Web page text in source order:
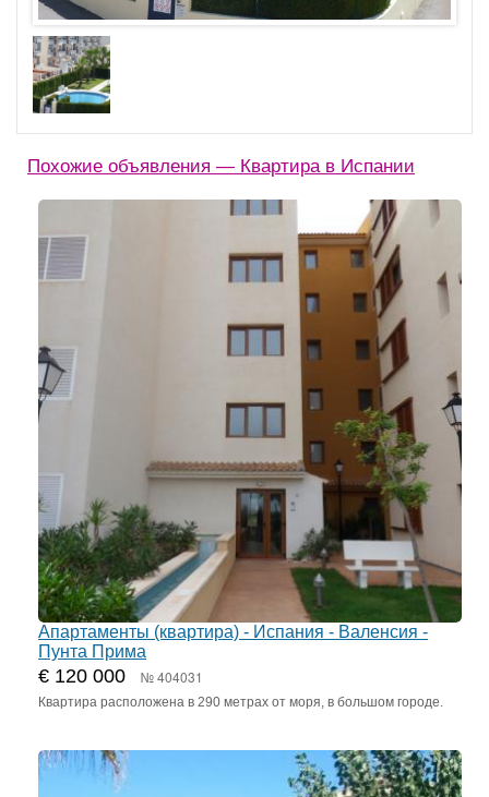
Похожие объявления — Квартира в Испании
Апартаменты (квартира) - Испания - Валенсия -
Пунта Прима
€ 120 000 № 404031
Квартира расположена в 290 метрах от моря, в большом городе.